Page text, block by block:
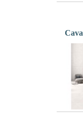
Cava